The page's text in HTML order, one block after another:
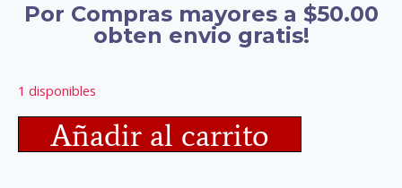
Por Compras mayores a $50.00
obten envio gratis!
1 disponibles
Añadir al carrito